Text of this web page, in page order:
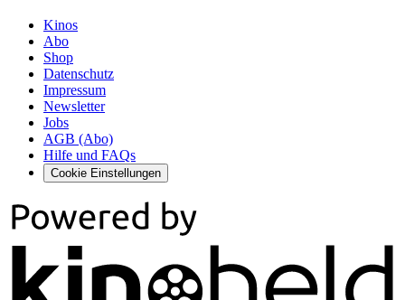
Kinos
Abo
Shop
Datenschutz
Impressum
Newsletter
Jobs
AGB (Abo)
Hilfe und FAQs
Cookie Einstellungen